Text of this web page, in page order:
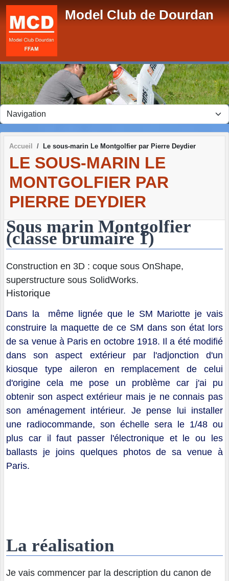
Model Club de Dourdan
Accueil Le sous-marin Le Montgolfier par Pierre Deydier
LE SOUS-MARIN LE
MONTGOLFIER PAR
PIERRE DEYDIER
Sous marin Montgolfier
(classe brumaire 1)
Construction en 3D : coque sous OnShape,
superstructure sous SolidWorks.
Historique
Dans la même lignée que le SM Mariotte je vais
construire la maquette de ce SM dans son état lors
de sa venue à Paris en octobre 1918. Il a été modifié
dans son aspect extérieur par l'adjonction d'un
kiosque type aileron en remplacement de celui
d'origine cela me pose un problème car j'ai pu
obtenir son aspect extérieur mais je ne connais pas
son aménagement intérieur. Je pense lui installer
une radiocommande, son échelle sera le 1/48 ou
plus car il faut passer l'électronique et le ou les
ballasts je joins quelques photos de sa venue à
Paris.
La réalisation
Je vais commencer par la description du canon de
Panneau de gestion des cookies